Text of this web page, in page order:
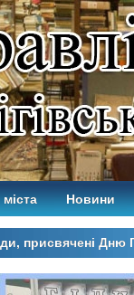
Новини
присвячені Дню